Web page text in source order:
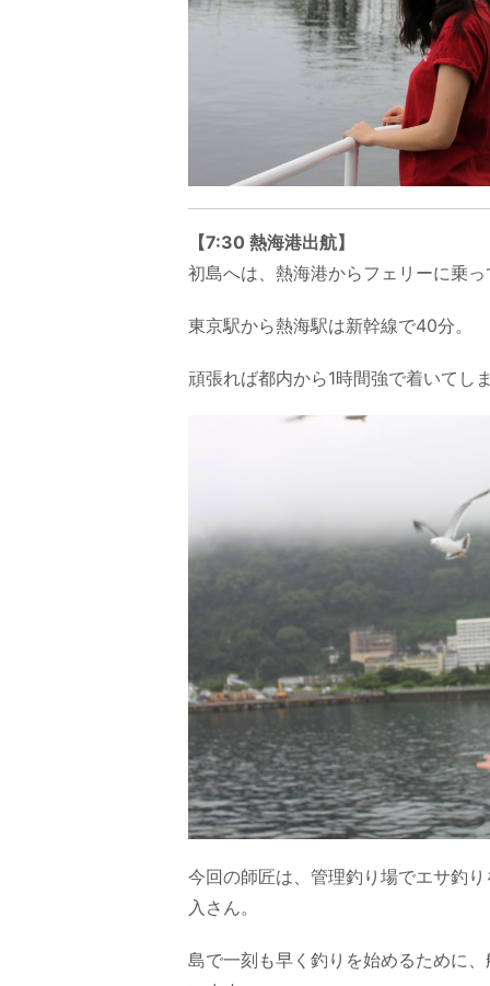
【7:30 熱海港出航】
初島へは、熱海港からフェリーに乗
東京駅から熱海駅は新幹線で40分。
頑張れば都内から1時間強で着いてし
今回の師匠は、管理釣り場でエサ釣
入さん。
島で一刻も早く釣りを始めるために